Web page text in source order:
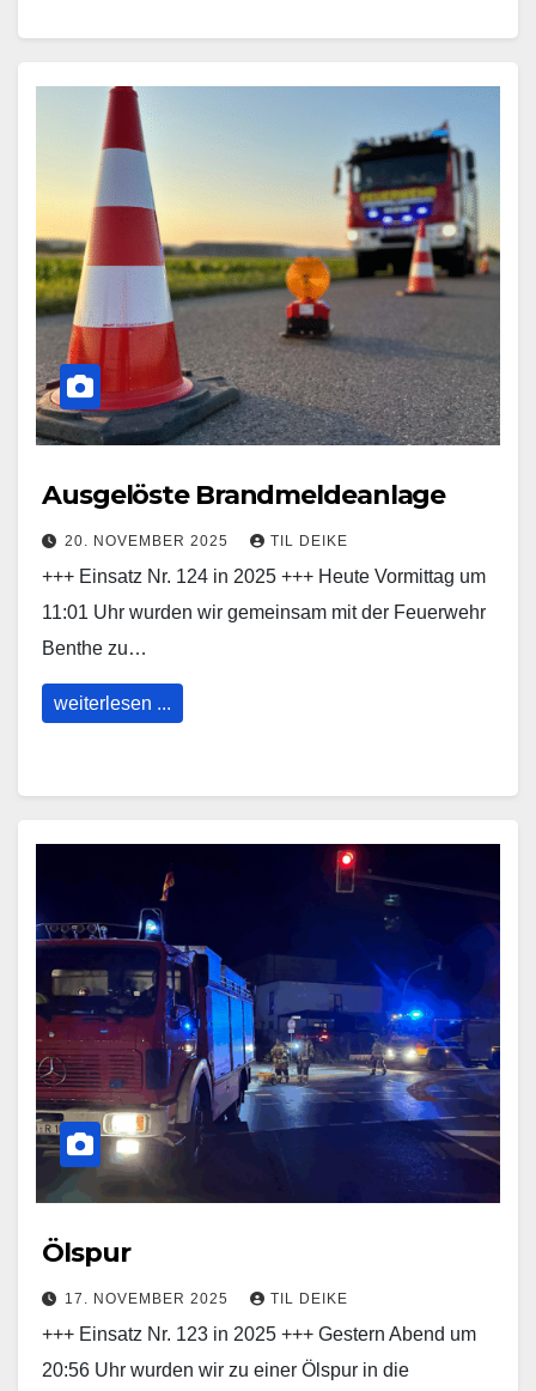
Ausgelöste Brandmeldeanlage
20. NOVEMBER 2025 TIL DEIKE
+++ Einsatz Nr. 124 in 2025 +++ Heute Vormittag um
11:01 Uhr wurden wir gemeinsam mit der Feuerwehr
Benthe zu…
weiterlesen ...
Ölspur
17. NOVEMBER 2025 TIL DEIKE
+++ Einsatz Nr. 123 in 2025 +++ Gestern Abend um
20:56 Uhr wurden wir zu einer Ölspur in die